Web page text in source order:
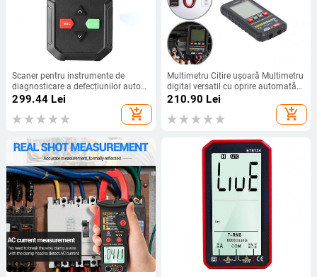
Scaner pentru instrumente de
diagnosticare a defecțiunilor auto
10 tipuri de moduri de testare OBDII
și imprimare pe computer în 6 limbi
299.44 Lei
add_shopping_cart
Multimetru Citire ușoară Multimetru
digital versatil cu oprire automată
pentru aparate electrice de uz
210.90 Lei
add_shopping_cart